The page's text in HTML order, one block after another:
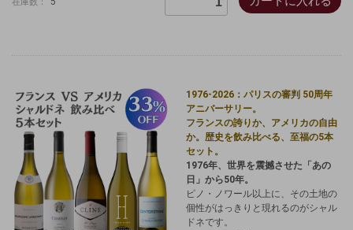
在庫数：
1976-2026：パリスの審判 50周年
アニバーサリー。
フランスの誇りか、アメリカの自由
か。歴史を飲み比べる、至福の5本
セット。
1976年、世界を震撼させた「あの
日」から50年。
ピノ・ノワール以上に、その土地の
個性がはっきりと現れるのがシャル
ドネです。